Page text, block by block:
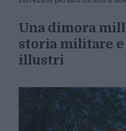
Una dimora
storia militare
illustri